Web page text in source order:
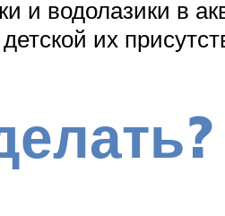
и водолазики в
их